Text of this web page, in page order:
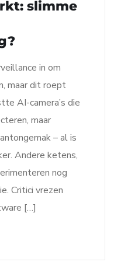
slimme
in om
maar dit roept
AI-camera’s die
maar
– al is
Andere ketens,
nog
Critici vrezen
[…]